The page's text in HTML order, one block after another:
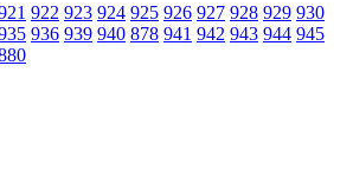
922 923 924 925 926 927 928 929 930
936 939 940 878 941 942 943 944 945